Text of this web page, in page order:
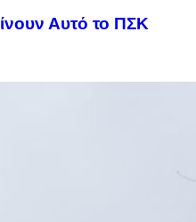
Αυτό το ΠΣΚ